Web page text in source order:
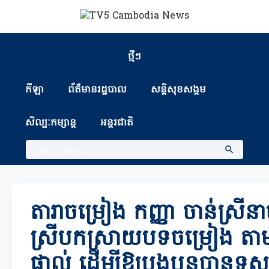
ថ្មីៗ
កីឡា ព័ត៏មានរដ្ឋបាល សន្តិសុខសង្គម
សិល្បៈកម្សាន្ត អន្តរជាតិ
តារាចម្រៀង កញ្ញា ចាន់ស្រីន
ស្រីបកស្រាយបទចម្រៀង តា